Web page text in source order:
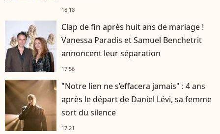
18:18
Clap de fin après huit ans de mariage !
Vanessa Paradis et Samuel Benchetrit
annoncent leur séparation
17:56
"Notre lien ne s’effacera jamais" : 4 ans
après le départ de Daniel Lévi, sa femme
sort du silence
17:21